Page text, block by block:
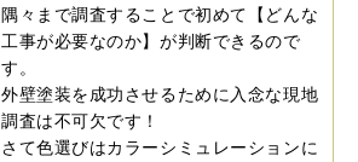
隅々まで調査することで初めて【どんな
工事が必要なのか】が判断できるので
す。
外壁塗装を成功させるために入念な現地
調査は不可欠です！
さて色選びはカラーシミュレーションに